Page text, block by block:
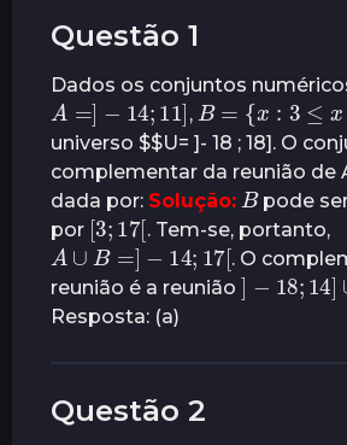
n
s
u
t
á
s
Questão 1
Dados os conjuntos
A=]− 14;11]
,
B={x:3≤x<
universo $$U= ]- 18 ; 18]. O
complementar da reunião de
dada por: Solução:
B
pode
por
[3;17
[
. Tem-se, portanto,
A ∪B = ]− 14;17 [
. O
reunião é a reunião
] −18; 14]∪
Resposta: (a)
Questão 2